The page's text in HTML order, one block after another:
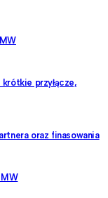
przyłącze,
oraz finasowania